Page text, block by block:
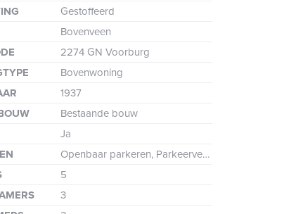
Gestoffeerd
Bovenveen
2274 GN Voorburg
Bovenwoning
1937
Bestaande bouw
Ja
Openbaar parkeren, Parkeervergunning
5
3